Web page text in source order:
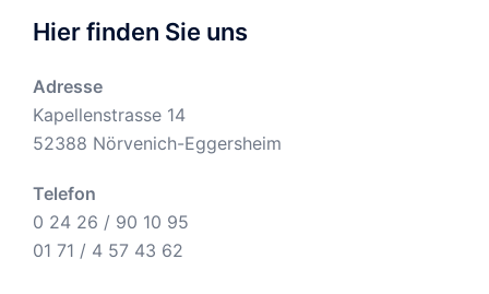
Hier finden Sie uns
Adresse
Kapellenstrasse 14
52388 Nörvenich-Eggersheim
Telefon
0 24 26 / 90 10 95
01 71 / 4 57 43 62